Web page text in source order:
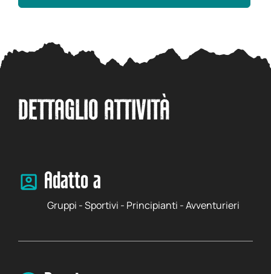
DETTAGLIO ATTIVITÀ
Adatto a
Gruppi - Sportivi - Principianti - Avventurieri